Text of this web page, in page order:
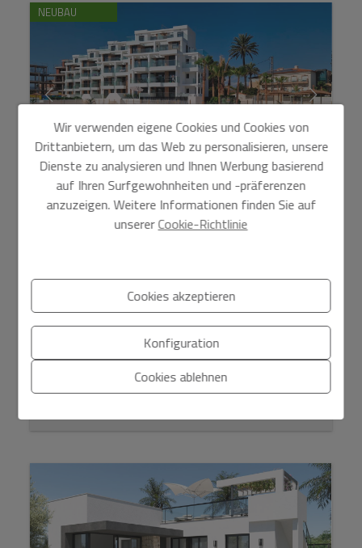
NEUBAU
Residencial L ́Estanyo Vil.la Romana -
DE-270 Residencial L´Estanyo Vil. la Romana Residencial
L`Estanyó Vil.Romana-Denia, direkt am Strand, bestehend
aus 100 modernen Wohnungen, gelegen an der
BEACHFR...
Wir verwenden eigene Cookies und Cookies von
Drittanbietern, um das Web zu personalisieren, unsere
Dienste zu analysieren und Ihnen Werbung basierend
auf Ihren Surfgewohnheiten und -präferenzen
anzuzeigen. Weitere Informationen finden Sie auf
unsererCookie-Richtlinie
Cookies akzeptieren
Konfiguration
Cookies ablehnen